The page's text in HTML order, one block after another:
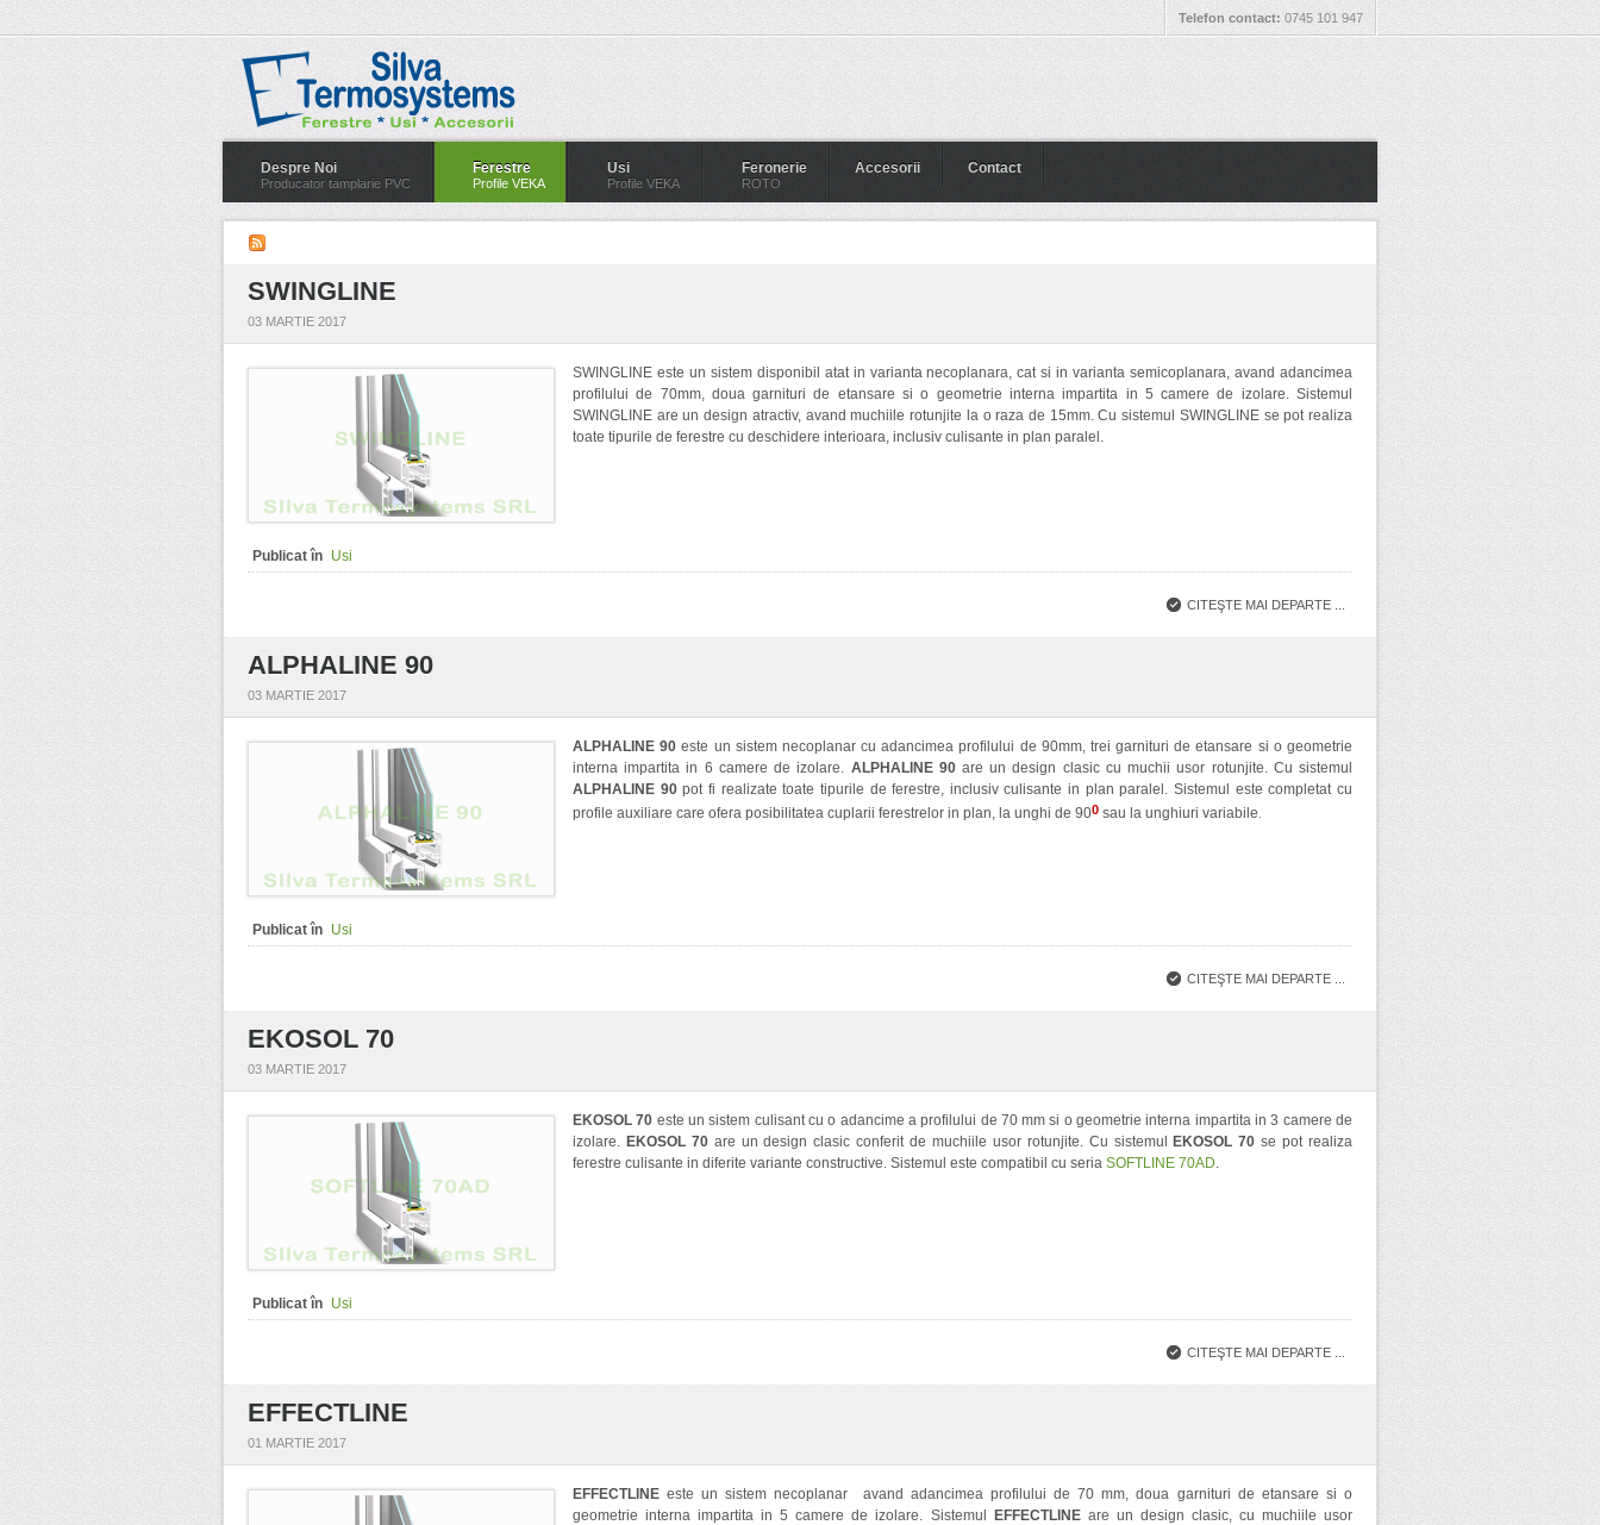
Telefon contact: 0745 101 947
Despre Noi
Producator tamplarie PVC
Ferestre
Profile VEKA
Usi
Profile VEKA
Feronerie
ROTO
Accesorii Contact
SWINGLINE
03 MARTIE 2017
SWINGLINE este un sistem disponibil atat in varianta necoplanara, cat si in varianta semicoplanara, avand adancimea
profilului de 70mm, doua garnituri de etansare si o geometrie interna impartita in 5 camere de izolare. Sistemul
SWINGLINE are un design atractiv, avand muchiile rotunjite la o raza de 15mm. Cu sistemul SWINGLINE se pot realiza
toate tipurile de ferestre cu deschidere interioara, inclusiv culisante in plan paralel.
Publicat în Usi
CITEŞTE MAI DEPARTE ...
ALPHALINE 90
03 MARTIE 2017
ALPHALINE 90 este un sistem necoplanar cu adancimea profilului de 90mm, trei garnituri de etansare si o geometrie
interna impartita in 6 camere de izolare. ALPHALINE 90are un design clasic cu muchii usor rotunjite. Cu sistemul
ALPHALINE 90pot fi realizate toate tipurile de ferestre, inclusiv culisante in plan paralel. Sistemul este completat cu
profile auxiliare care ofera posibilitatea cuplarii ferestrelor in plan, la unghi de 900 sau la unghiuri variabile.
Publicat în Usi
CITEŞTE MAI DEPARTE ...
EKOSOL 70
03 MARTIE 2017
EKOSOL 70 este un sistem culisant cu o adancime a profilului de 70 mm si o geometrie interna impartita in 3 camere de
izolare. EKOSOL 70 are un design clasic conferit de muchiile usor rotunjite. Cu sistemul EKOSOL 70 se pot realiza
ferestre culisante in diferite variante constructive. Sistemul este compatibil cu seria SOFTLINE 70AD.
Publicat în Usi
CITEŞTE MAI DEPARTE ...
EFFECTLINE
01 MARTIE 2017
EFFECTLINE este un sistem necoplanar avand adancimea profilului de 70 mm, doua garnituri de etansare si o
geometrie interna impartita in 5 camere de izolare. Sistemul
EFFECTLINEare un design clasic, cu muchiile usor